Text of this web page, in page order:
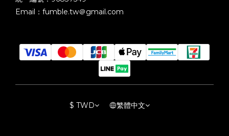
Email：fumble.tw＠gmail.com
$ TWD 繁體中文